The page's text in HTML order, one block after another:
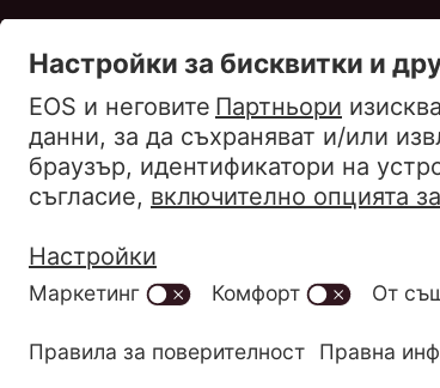
Уведомление за поверителност